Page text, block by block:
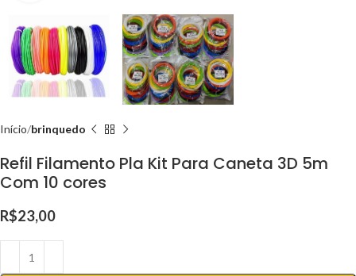
Início brinquedo
Refil Filamento Pla Kit Para Caneta 3D 5m
Com 10 cores
R$23,00